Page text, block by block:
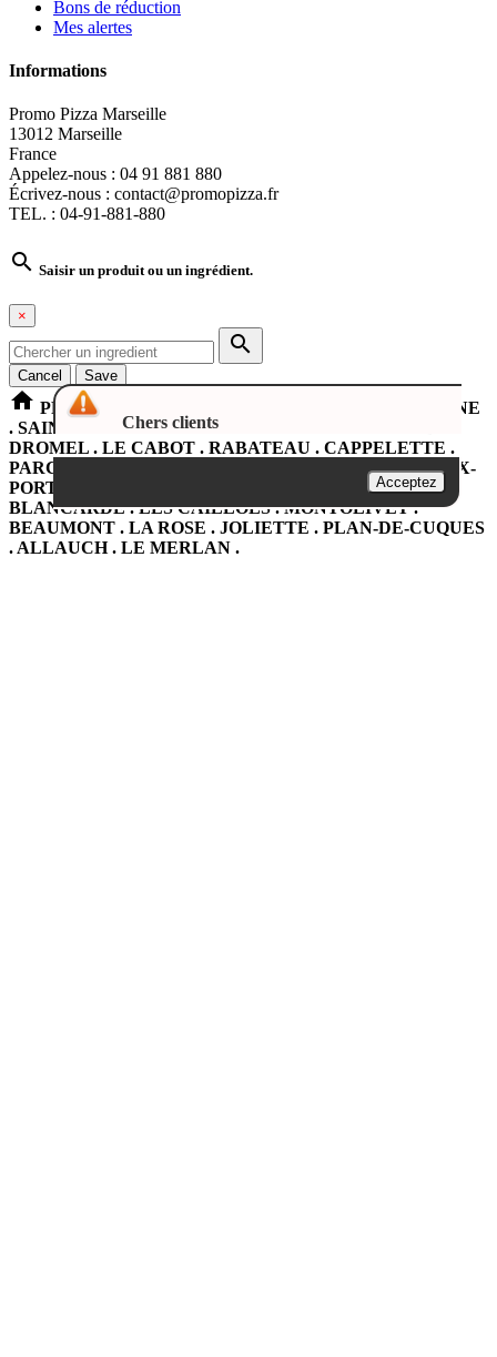
Bons de réduction
Mes alertes
Informations
Promo Pizza Marseille
13012 Marseille
France
Appelez-nous : 04 91 881 880
Écrivez-nous : contact@promopizza.fr
TEL. : 04-91-881-880
Chers clients
Acceptez
 Saisir un produit ou un ingrédient.
×

Cancel Save
home PROMOPIZZA Marseille LA PENNE SUR HUVEAUNE
. SAINT-LOUP . SAINT-TRON . ROMAIN-ROLLAND .
DROMEL . LE CABOT . RABATEAU . CAPPELETTE .
PARC DU 26em CENTENAIRE . CASTELLANE . VIEUX-
PORT . LA PLAINE . LE JARRET . SAINT-PIERRE .
BLANCARDE . LES CAILLOLS . MONTOLIVET .
BEAUMONT . LA ROSE . JOLIETTE . PLAN-DE-CUQUES
. ALLAUCH . LE MERLAN .